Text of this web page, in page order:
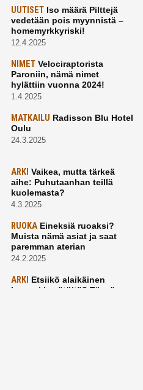
UUTISETIso määrä Pilttejä
vedetään pois myynnistä –
homemyrkkyriski!
12.4.2025
NIMETVelociraptorista
Paroniin, nämä nimet
hylättiin vuonna 2024!
1.4.2025
MATKAILU Radisson Blu Hotel
Oulu
24.3.2025
ARKI Vaikea, mutta tärkeä
aihe: Puhutaanhan teillä
kuolemasta?
4.3.2025
RUOKAEineksiä ruoaksi?
Muista nämä asiat ja saat
paremman aterian
24.2.2025
ARKI Etsiikö alaikäinen
lapsesi kesätöitä? Tässä